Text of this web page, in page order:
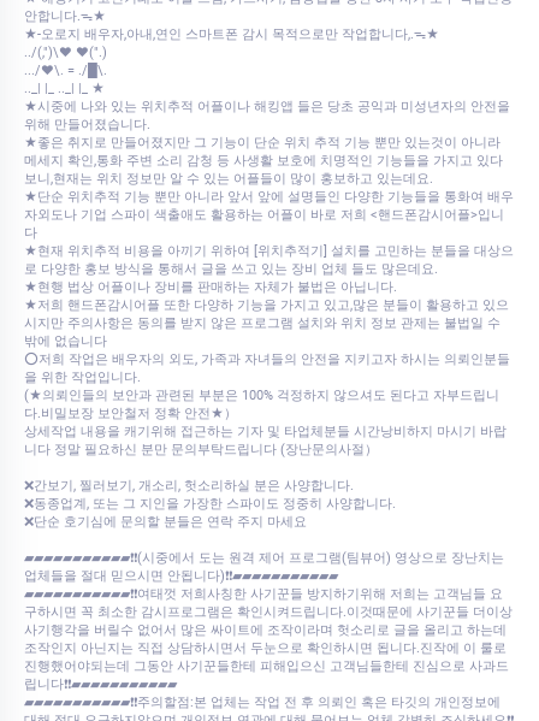
안합니다.ᯓ★
★-오로지 배우자,아내,연인 스마트폰 감시 목적으로만 작업합니다,.ᯓ★
../(,")\♥ ♥(".)
.../♥\. = ./█\.
.._| |_ .._| |_ ★
★시중에 나와 있는 위치추적 어플이나 해킹앱 들은 당초 공익과 미성년자의 안전을
위해 만들어졌습니다.
★좋은 취지로 만들어졌지만 그 기능이 단순 위치 추적 기능 뿐만 있는것이 아니라
메세지 확인,통화 주변 소리 감청 등 사생활 보호에 치명적인 기능들을 가지고 있다
보니,현재는 위치 정보만 알 수 있는 어플들이 많이 홍보하고 있는데요.
★단순 위치추적 기능 뿐만 아니라 앞서 앞에 설명들인 다양한 기능들을 통화여 배우
자외도나 기업 스파이 색출애도 활용하는 어플이 바로 저희 <핸드폰감시어플>입니
다
★현재 위치추적 비용을 아끼기 위하여 [위치추적기] 설치를 고민하는 분들을 대상으
로 다양한 홍보 방식을 통해서 글을 쓰고 있는 장비 업체 들도 많은데요.
★현행 법상 어플이나 장비를 판매하는 자체가 불법은 아닙니다.
★저희 핸드폰감시어플 또한 다양하 기능을 가지고 있고,많은 분들이 활용하고 있으
시지만 주의사항은 동의를 받지 않은 프로그램 설치와 위치 정보 관제는 불법일 수
밖에 없습니다
⭕저희 작업은 배우자의 외도, 가족과 자녀들의 안전을 지키고자 하시는 의뢰인분들
을 위한 작업입니다.
(★의뢰인들의 보안과 관련된 부분은 100% 걱정하지 않으셔도 된다고 자부드립니
다.비밀보장 보안철저 정확 안전★）
상세작업 내용을 캐기위해 접근하는 기자 및 타업체분들 시간낭비하지 마시기 바랍
니다 정말 필요하신 분만 문의부탁드립니다 (장난문의사절）
❌간보기, 찔러보기, 개소리, 헛소리하실 분은 사양합니다.
❌동종업계, 또는 그 지인을 가장한 스파이도 정중히 사양합니다.
❌단순 호기심에 문의할 분들은 연락 주지 마세요
▰▰▰▰▰▰▰▰▰▰▰❗❗(시중에서 도는 원격 제어 프로그램(팀뷰어) 영상으로 장난치는
업체들을 절대 믿으시면 안됩니다)❗❗▰▰▰▰▰▰▰▰▰▰▰
▰▰▰▰▰▰▰▰▰▰▰❗❗여태껏 저희사칭한 사기꾼들 방지하기위해 저희는 고객님들 요
구하시면 꼭 최소한 감시프로그램은 확인시켜드립니다.이것때문에 사기꾼들 더이상
사기행각을 버릴수 없어서 많은 싸이트에 조작이라며 헛소리로 글을 올리고 하는데
조작인지 아닌지는 직접 상담하시면서 두눈으로 확인하시면 됩니다.진작에 이 룰로
진행했어야되는데 그동안 사기꾼들한테 피해입으신 고객님들한테 진심으로 사과드
립니다❗❗▰▰▰▰▰▰▰▰▰▰▰
▰▰▰▰▰▰▰▰▰▰▰❗❗주의할점:본 업체는 작업 전 후 의뢰인 혹은 타깃의 개인정보에